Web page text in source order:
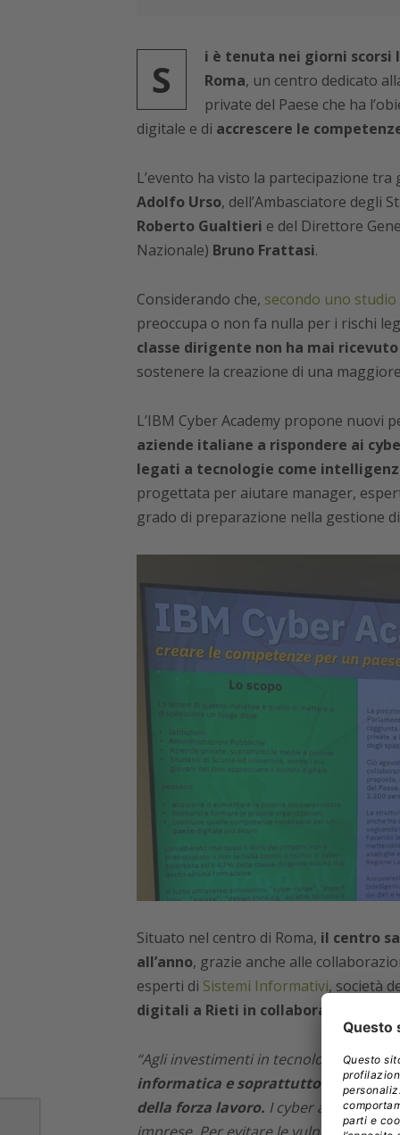
S
i è tenuta nei giorni scorsi
Roma, un centro dedicato
private del Paese che ha
digitale e di accrescere le
L’evento ha visto la partecipazione
Adolfo Urso, dell’Ambasciatore degli
Roberto Gualtieri e del Direttore
Nazionale) Bruno Frattasi.
Considerando che, secondo uno studio
preoccupa o non fa nulla per i rischi
classe dirigente non ha mai
sostenere la creazione di una
L’IBM Cyber Academy propone
aziende italiane a rispondere ai
legati a tecnologie come
progettata per aiutare manager,
grado di preparazione nella gestione
Situato nel centro di Roma, il centro
all’anno, grazie anche alle
esperti di Sistemi Informativi, società
digitali a Rieti in collaborazione con
“Agli investimenti in tecnologia
informatica e soprattutto in cultura
della forza lavoro. I cyber attacchi